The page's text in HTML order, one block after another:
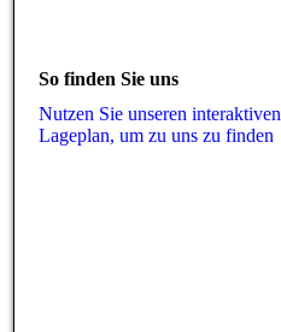
So finden Sie uns
Nutzen Sie unseren interaktiven
La­ge­plan, um zu uns zu finden